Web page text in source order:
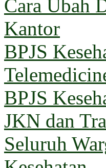
Cara Ubah
Kantor
BPJS
BPJS
JKN dan
Seluruh